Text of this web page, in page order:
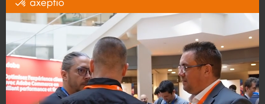
Cette démarche est particulièrement pertinente dans le B2B, où
les cycles de vente sont souvent longs et où les décisions d’achat
impliquent plusieurs interlocuteurs. Vos articles de blog
participent à
nourrir la réflexion de vos prospects tout au
long de leur parcours.Un responsable des achats qui
découvre votre blog en phase de recherche d’information y
reviendra probablement plusieurs fois avant de prendre sa
décision. Chaque visite
renforce votre présence dans son
esprit et augmentela probabilité qu’il vous choisisse au
moment de passer commande.